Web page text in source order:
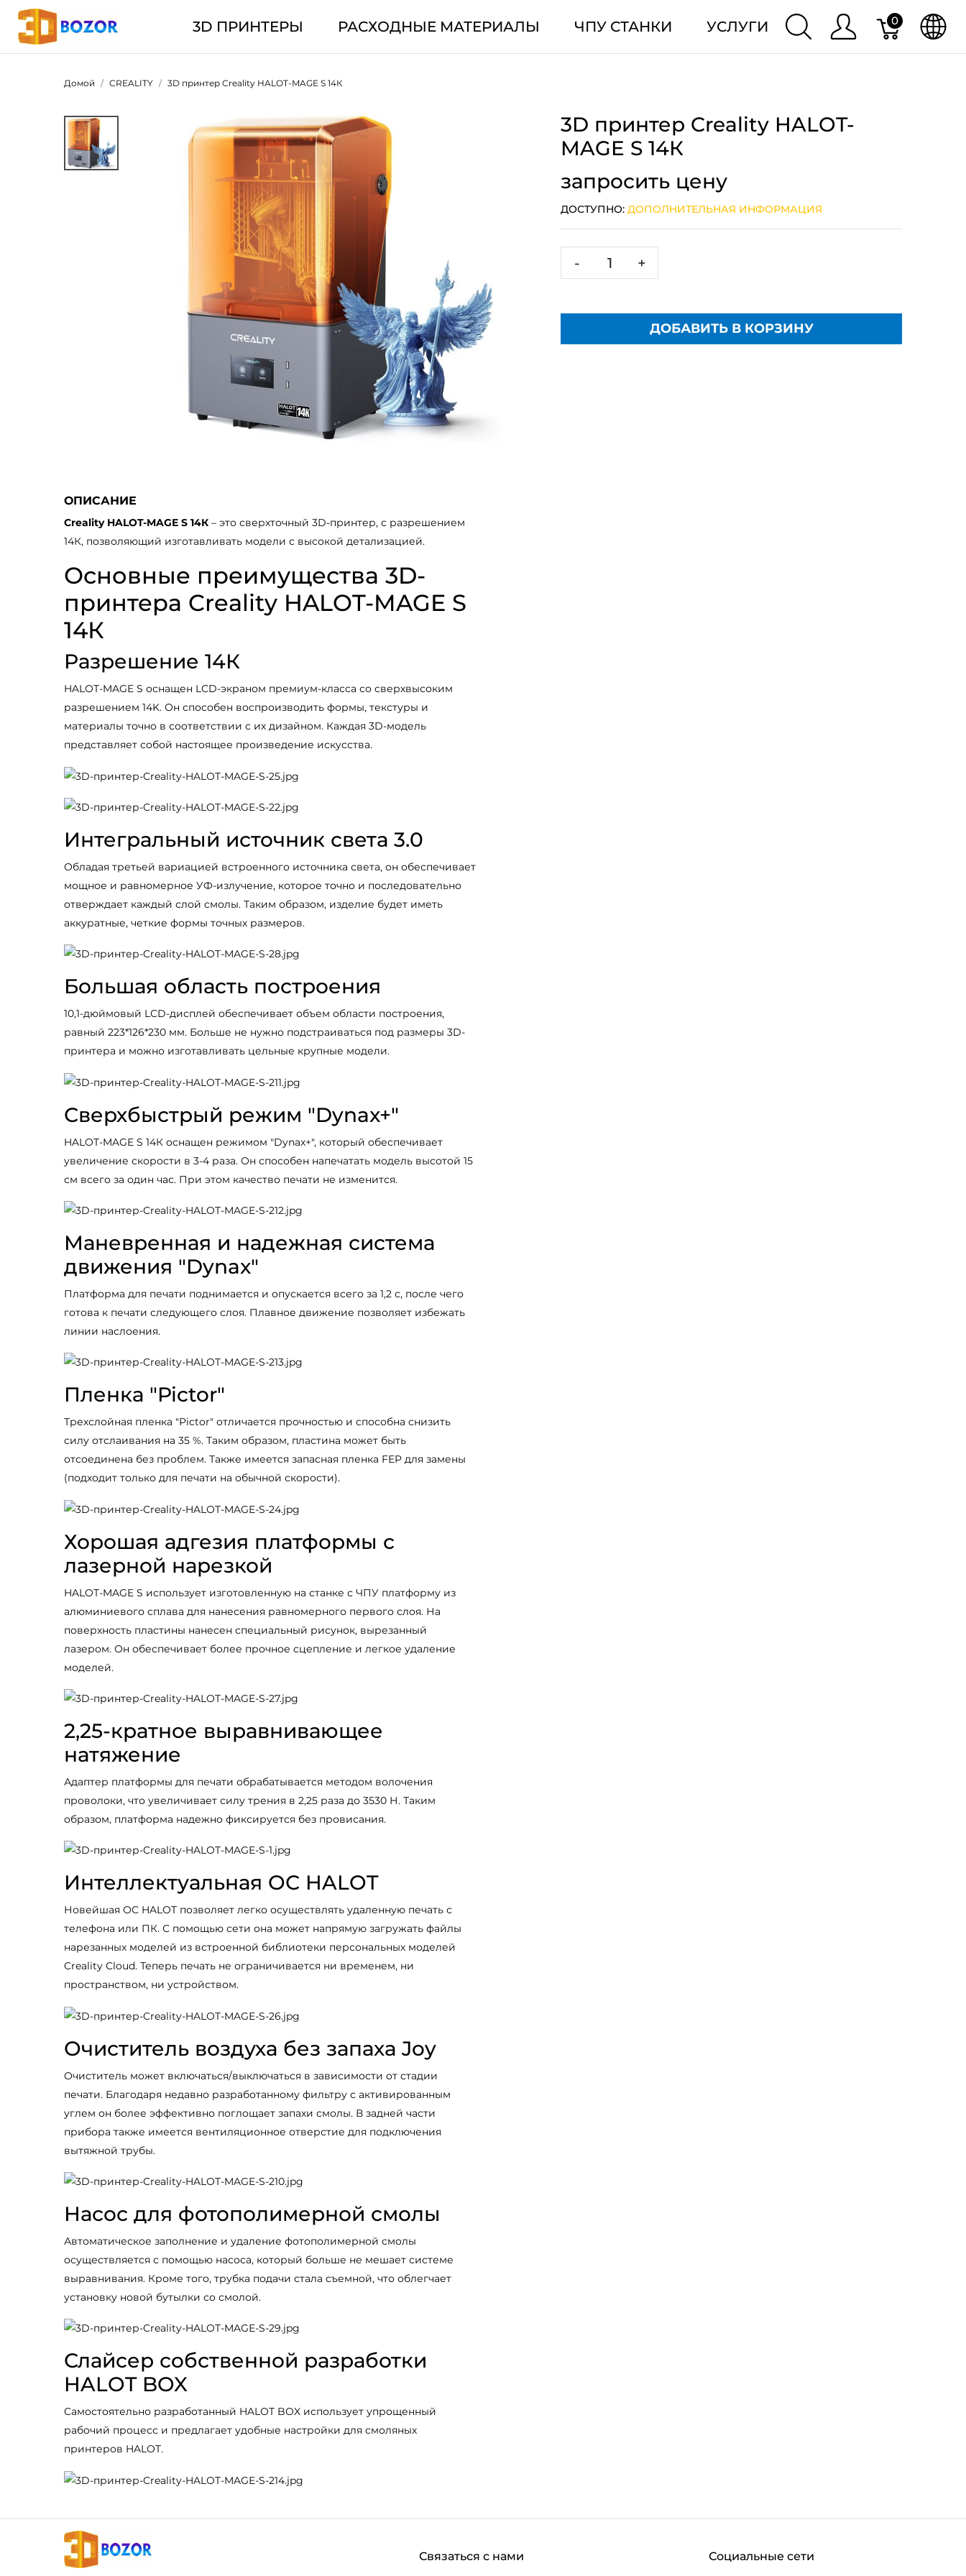
3D ПРИНТЕРЫ РАСХОДНЫЕ МАТЕРИАЛЫ ЧПУ СТАНКИ УСЛУГИ 0
Домой CREALITY 3D принтер Creality HALOT-MAGE S 14К
3D принтер Creality HALOT-
MAGE S 14К
запросить цену
ДОСТУПНО:ДОПОЛНИТЕЛЬНАЯ ИНФОРМАЦИЯ
- +
ДОБАВИТЬ В КОРЗИНУ
ОПИСАНИЕ
Creality HALOT-MAGE S 14К – это сверхточный 3D-принтер, с разрешением
14К, позволяющий изготавливать модели с высокой детализацией.
Основные преимущества 3D-
принтера Creality HALOT-MAGE S
14К
Разрешение 14К
HALOT-MAGE S оснащен LCD-экраном премиум-класса со сверхвысоким
разрешением 14K. Он способен воспроизводить формы, текстуры и
материалы точно в соответствии с их дизайном. Каждая 3D-модель
представляет собой настоящее произведение искусства.
Интегральный источник света 3.0
Обладая третьей вариацией встроенного источника света, он обеспечивает
мощное и равномерное УФ-излучение, которое точно и последовательно
отверждает каждый слой смолы. Таким образом, изделие будет иметь
аккуратные, четкие формы точных размеров.
Большая область построения
10,1-дюймовый LCD-дисплей обеспечивает объем области построения,
равный 223*126*230 мм. Больше не нужно подстраиваться под размеры 3D-
принтера и можно изготавливать цельные крупные модели.
Сверхбыстрый режим "Dynax+"
HALOT-MAGE S 14К оснащен режимом "Dynax+", который обеспечивает
увеличение скорости в 3-4 раза. Он способен напечатать модель высотой 15
см всего за один час. При этом качество печати не изменится.
Маневренная и надежная система
движения "Dynax"
Платформа для печати поднимается и опускается всего за 1,2 с, после чего
готова к печати следующего слоя. Плавное движение позволяет избежать
линии наслоения.
Пленка "Pictor"
Трехслойная пленка "Pictor" отличается прочностью и способна снизить
силу отслаивания на 35 %. Таким образом, пластина может быть
отсоединена без проблем. Также имеется запасная пленка FEP для замены
(подходит только для печати на обычной скорости).
Хорошая адгезия платформы с
лазерной нарезкой
HALOT-MAGE S использует изготовленную на станке с ЧПУ платформу из
алюминиевого сплава для нанесения равномерного первого слоя. На
поверхность пластины нанесен специальный рисунок, вырезанный
лазером. Он обеспечивает более прочное сцепление и легкое удаление
моделей.
2,25-кратное выравнивающее
натяжение
Адаптер платформы для печати обрабатывается методом волочения
проволоки, что увеличивает силу трения в 2,25 раза до 3530 Н. Таким
образом, платформа надежно фиксируется без провисания.
Интеллектуальная ОС HALOT
Новейшая ОС HALOT позволяет легко осуществлять удаленную печать с
телефона или ПК. С помощью сети она может напрямую загружать файлы
нарезанных моделей из встроенной библиотеки персональных моделей
Creality Cloud. Теперь печать не ограничивается ни временем, ни
пространством, ни устройством.
Очиститель воздуха без запаха Joy
Очиститель может включаться/выключаться в зависимости от стадии
печати. Благодаря недавно разработанному фильтру с активированным
углем он более эффективно поглощает запахи смолы. В задней части
прибора также имеется вентиляционное отверстие для подключения
вытяжной трубы.
Насос для фотополимерной смолы
Автоматическое заполнение и удаление фотополимерной смолы
осуществляется с помощью насоса, который больше не мешает системе
выравнивания. Кроме того, трубка подачи стала съемной, что облегчает
установку новой бутылки со смолой.
Слайсер собственной разработки
HALOT BOX
Самостоятельно разработанный HALOT BOX использует упрощенный
рабочий процесс и предлагает удобные настройки для смоляных
принтеров HALOT.
Социальные сети
Связаться с нами